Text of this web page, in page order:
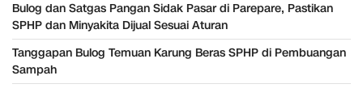
Bulog dan Satgas Pangan Sidak Pasar di Parepare, Pastikan
SPHP dan Minyakita Dijual Sesuai Aturan
Tanggapan Bulog Temuan Karung Beras SPHP di Pembuangan
Sampah